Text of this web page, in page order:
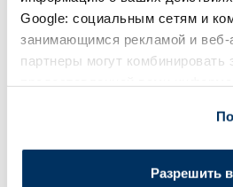
Google: социальным сетям и
занимающимся рекламой и
партнеры могут комбинировать
Разрешить
URIAGE Cleansing oil масло для
душа, 1000 мл
33.99 €